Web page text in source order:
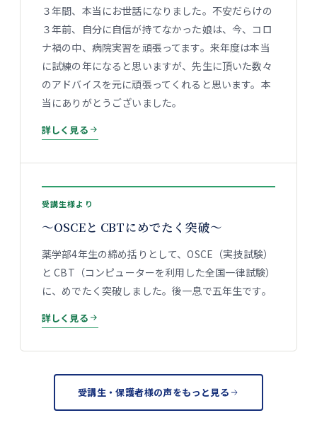
３年間、本当にお世話になりました。不安だらけの
３年前、自分に自信が持てなかった娘は、今、コロ
ナ禍の中、病院実習を頑張ってます。来年度は本当
に試練の年になると思いますが、先生に頂いた数々
のアドバイスを元に頑張ってくれると思います。本
当にありがとうございました。
詳しく見る
受講生様より
〜OSCEと CBTにめでたく突破〜
薬学部4年生の締め括りとして、OSCE（実技試験）
と CBT（コンピューターを利用した全国一律試験）
に、めでたく突破しました。後一息で五年生です。
詳しく見る
受講生・保護者様の声をもっと見る